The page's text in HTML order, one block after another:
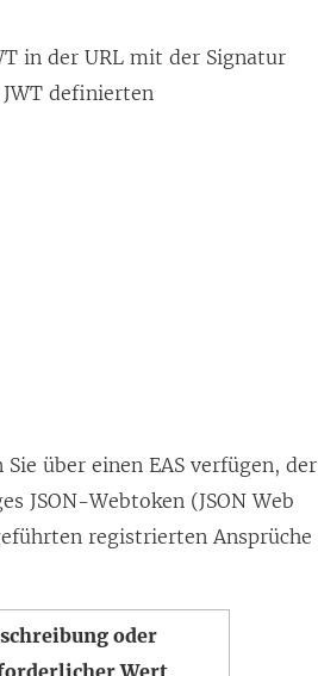
in der URL mit der Signatur
definierten
über einen EAS verfügen, der
JSON-Webtoken (JSON Web
registrierten Ansprüche
oder
Wert